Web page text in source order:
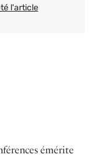
l'article
émérite